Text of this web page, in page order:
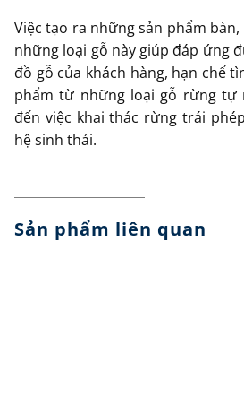
Việc tạo ra những sản phẩm
những loại gỗ này giúp đáp ứng
đồ gỗ của khách hàng, hạn chế
phẩm từ những loại gỗ rừng tự
đến việc khai thác rừng trái
hệ sinh thái.
Sản phẩm liên quan